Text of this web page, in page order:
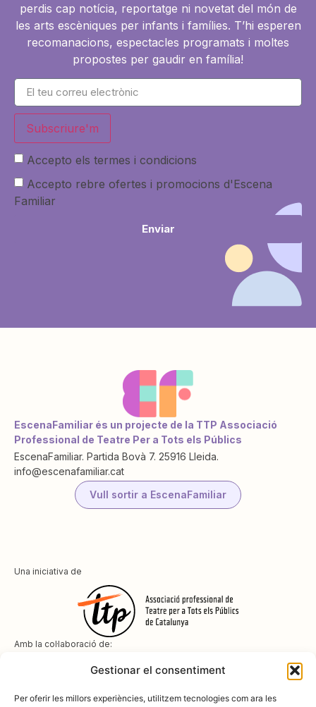
Gestionar el consentiment
Per oferir les millors experiències, utilitzem tecnologies com ara les
perdis cap notícia, reportatge ni novetat del món de
les arts escèniques per infants i famílies. T’hi esperen
recomanacions, espectacles programats i moltes
propostes per gaudir en família!
Subscriure'm
Accepto els termes i condicions
Accepto rebre ofertes i promocions d'Escena
Familiar
Enviar
EscenaFamiliar és un projecte de la TTP Associació
Professional de Teatre Per a Tots els Públics
EscenaFamiliar. Partida Bovà 7. 25916 Lleida.
info@escenafamiliar.cat
Vull sortir a EscenaFamiliar
Una iniciativa de
Amb la col·laboració de: